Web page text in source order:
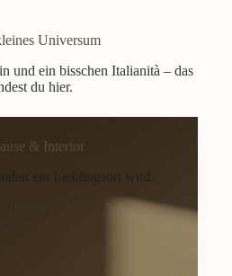
Universum
und ein bisschen Italianità – das
du hier.
& Interior
ein Lieblingsort wird.